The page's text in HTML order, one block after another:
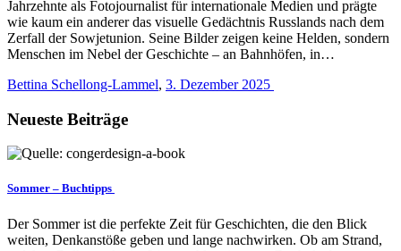
Jahrzehnte als Fotojournalist für internationale Medien und prägte
wie kaum ein anderer das visuelle Gedächtnis Russlands nach dem
Zerfall der Sowjetunion. Seine Bilder zeigen keine Helden, sondern
Menschen im Nebel der Geschichte – an Bahnhöfen, in…
Bettina Schellong-Lammel, 3. Dezember 2025
Neueste Beiträge
Sommer – Buchtipps
Der Sommer ist die perfekte Zeit für Geschichten, die den Blick
weiten, Denkanstöße geben und lange nachwirken. Ob am Strand,